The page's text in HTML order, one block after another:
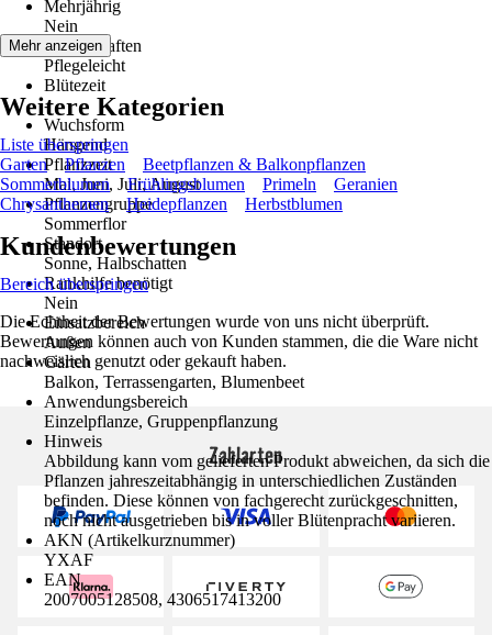
Mehrjährig
Nein
Eigenschaften
Pflegeleicht
Blütezeit
-
Wuchsform
Hängend
Pflanzzeit
Mai, Juni, Juli, August
Pflanzengruppe
Sommerflor
Standort
Sonne, Halbschatten
Rankhilfe benötigt
Nein
Einsatzbereich
Außen
Gärten
Balkon, Terrassengarten, Blumenbeet
Anwendungsbereich
Einzelpflanze, Gruppenpflanzung
Hinweis
Abbildung kann vom gelieferten Produkt abweichen, da sich die
Pflanzen jahreszeitabhängig in unterschiedlichen Zuständen
befinden. Diese können von fachgerecht zurückgeschnitten,
noch nicht ausgetrieben bis in voller Blütenpracht variieren.
AKN (Artikelkurznummer)
YXAF
EAN
2007005128508, 4306517413200
Mehr anzeigen
Weitere Kategorien
Liste überspringen
Garten
Pflanzen
Beetpflanzen & Balkonpflanzen
Sommerblumen
Frühlingsblumen Primeln
Geranien
Chrysanthemen
Heidepflanzen Herbstblumen
Kundenbewertungen
Bereich überspringen
Die Echtheit der Bewertungen wurde von uns nicht überprüft.
Bewertungen können auch von Kunden stammen, die die Ware nicht
nachweislich genutzt oder gekauft haben.
Zahlarten